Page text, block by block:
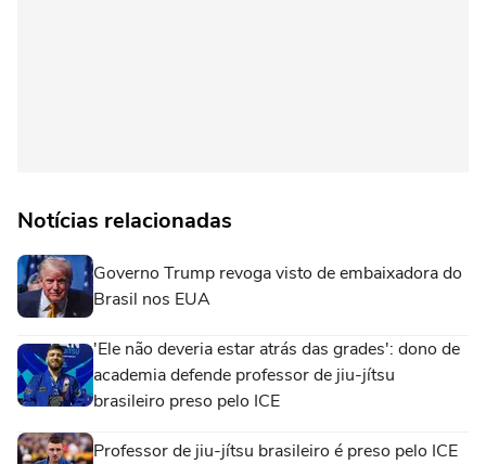
Notícias relacionadas
Governo Trump revoga visto de embaixadora do
Brasil nos EUA
'Ele não deveria estar atrás das grades': dono de
academia defende professor de jiu-jítsu
brasileiro preso pelo ICE
Professor de jiu-jítsu brasileiro é preso pelo ICE